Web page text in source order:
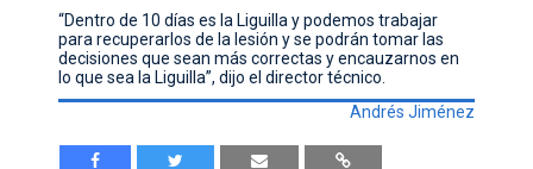
“Dentro de 10 días es la Liguilla y podemos trabajar
para recuperarlos de la lesión y se podrán tomar las
decisiones que sean más correctas y encauzarnos en
lo que sea la Liguilla”, dijo el director técnico.
Andrés Jiménez